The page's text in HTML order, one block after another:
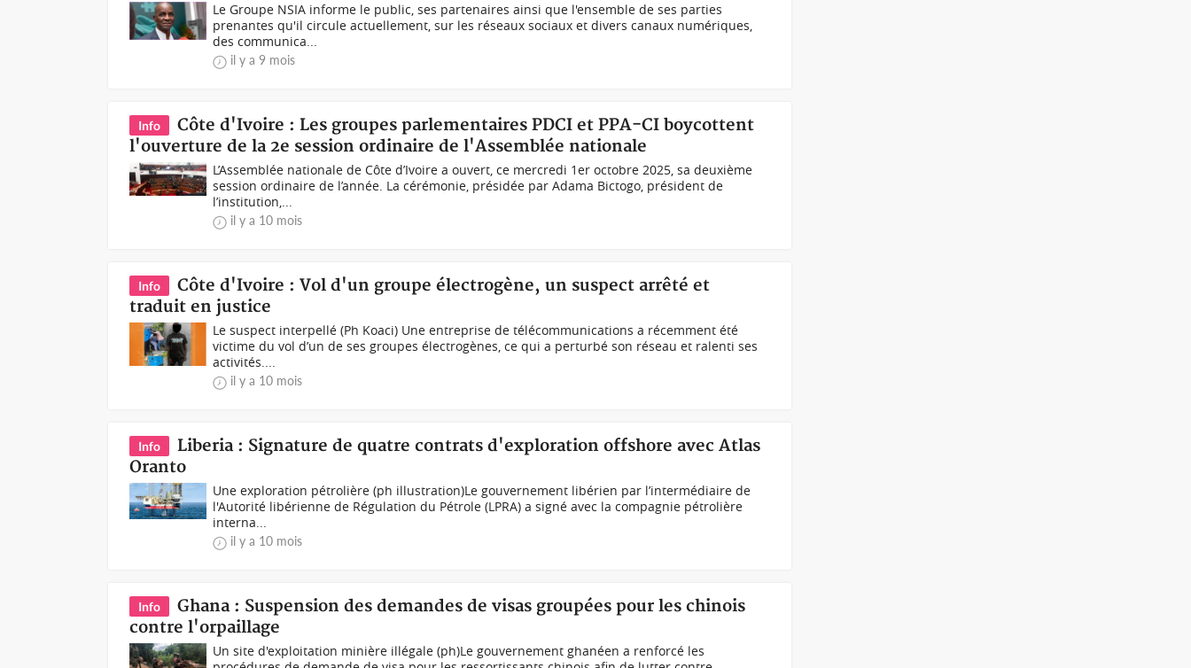
Le Groupe NSIA informe le public, ses partenaires ainsi que l'ensemble de ses parties
prenantes qu'il circule actuellement, sur les réseaux sociaux et divers canaux numériques,
des communica...
il y a 9 mois
Info
Côte d'Ivoire : Les groupes parlementaires PDCI et PPA-CI boycottent
l'ouverture de la 2e session ordinaire de l'Assemblée nationale
L’Assemblée nationale de Côte d’Ivoire a ouvert, ce mercredi 1er octobre 2025, sa deuxième
session ordinaire de l’année. La cérémonie, présidée par Adama Bictogo, président de
l’institution,...
il y a 10 mois
Info
Côte d'Ivoire : Vol d'un groupe électrogène, un suspect arrêté et
traduit en justice
Le suspect interpellé (Ph Koaci) Une entreprise de télécommunications a récemment été
victime du vol d’un de ses groupes électrogènes, ce qui a perturbé son réseau et ralenti ses
activités....
il y a 10 mois
Info
Liberia : Signature de quatre contrats d'exploration offshore avec Atlas
Oranto
Une exploration pétrolière (ph illustration)Le gouvernement libérien par l’intermédiaire de
l'Autorité libérienne de Régulation du Pétrole (LPRA) a signé avec la compagnie pétrolière
interna...
il y a 10 mois
Info
Ghana : Suspension des demandes de visas groupées pour les chinois
contre l'orpaillage
Un site d'exploitation minière illégale (ph)Le gouvernement ghanéen a renforcé les